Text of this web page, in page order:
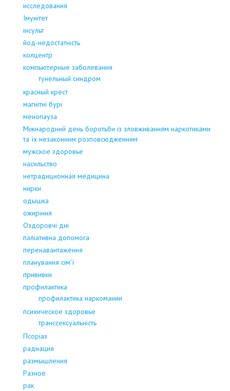
исследования
Імунітет
інсульт
йод-недостатність
колцентр
компьютерные заболевания
тунельный синдром
красный крест
магнітні бурі
менопауза
Міжнародний день боротьби із зловживанням наркотиками
та їх незаконним розповсюдженням
мужское здоровье
насильство
нетрадиционная медицина
нирки
одышка
ожиріння
Оздоровчі дні
паліативна допомога
перенавантаження
планування сім'ї
прививки
профилактика
профилактика наркомании
психическое здоровье
транссексуальність
Псоріаз
радиация
размышления
Разное
рак